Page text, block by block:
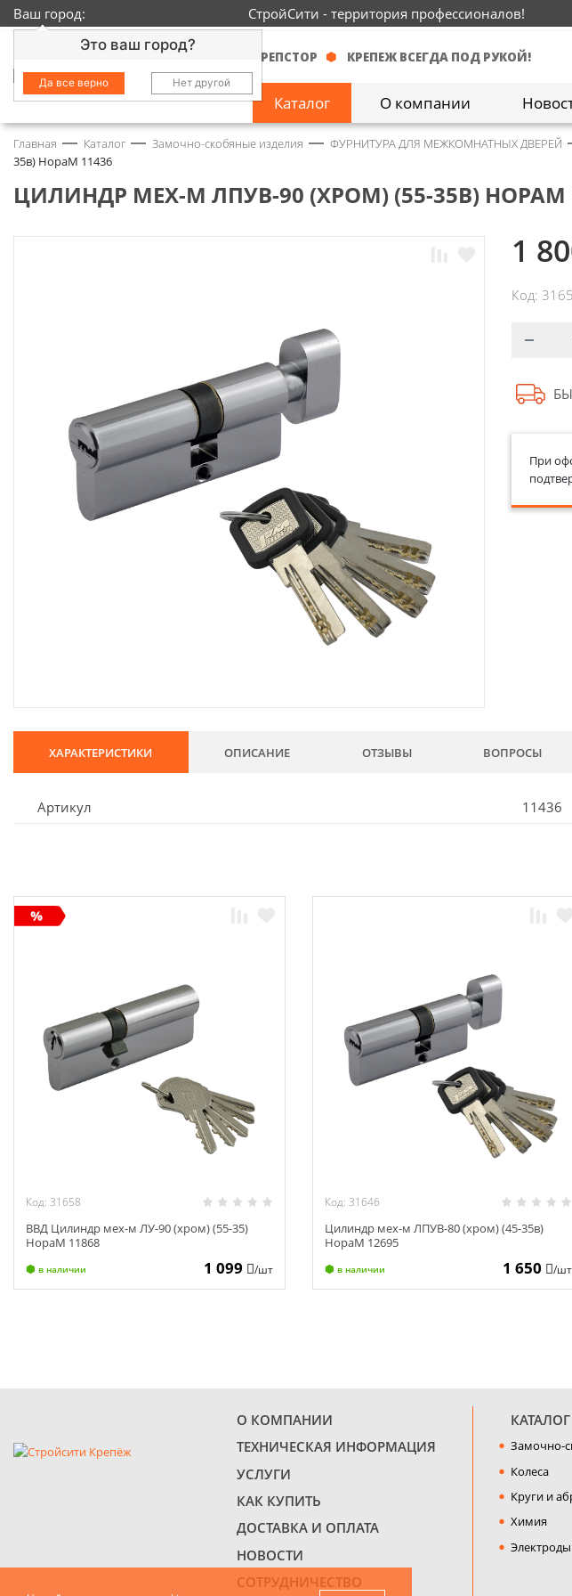
Ваш город:
Это ваш город?
Да все верно Нет другой
СтройСити - территория профессионалов!
КРЕПСТОР КРЕПЕЖ ВСЕГДА ПОД РУКОЙ!
Каталог О компании
Замочно-скобяные
изделия
Инструмент 2363
Хозтовары 69
Электроды и проволока
Главная Каталог Замочно-скобяные изделия ФУРНИТУРА ДЛЯ МЕЖКОМНАТНЫХ ДВЕРЕЙ
35в) НораМ 11436
ЦИЛИНДР МЕХ-М ЛПУВ-90 (ХРОМ) (55-35В) НОРАМ
1
Код:
При
ХАРАКТЕРИСТИКИ ОПИСАНИЕ ОТЗЫВЫ ВОПРОСЫ
Артикул 11436
Код: 31658
ВВД Цилиндр мех-м ЛУ-90 (хром) (55-35)
НораМ 11868
в наличии 1 099 /шт
Код: 31646
Цилиндр мех-м ЛПУВ-80 (хром) (45-35в)
НораМ 12695
в наличии 1 650 /шт
О КОМПАНИИ
ТЕХНИЧЕСКАЯ ИНФОРМАЦИЯ
УСЛУГИ
КАК КУПИТЬ
ДОСТАВКА И ОПЛАТА
НОВОСТИ
СОТРУДНИЧЕСТВО
КАТАЛОГ
Замочно-
Колеса
Круги и
Химия